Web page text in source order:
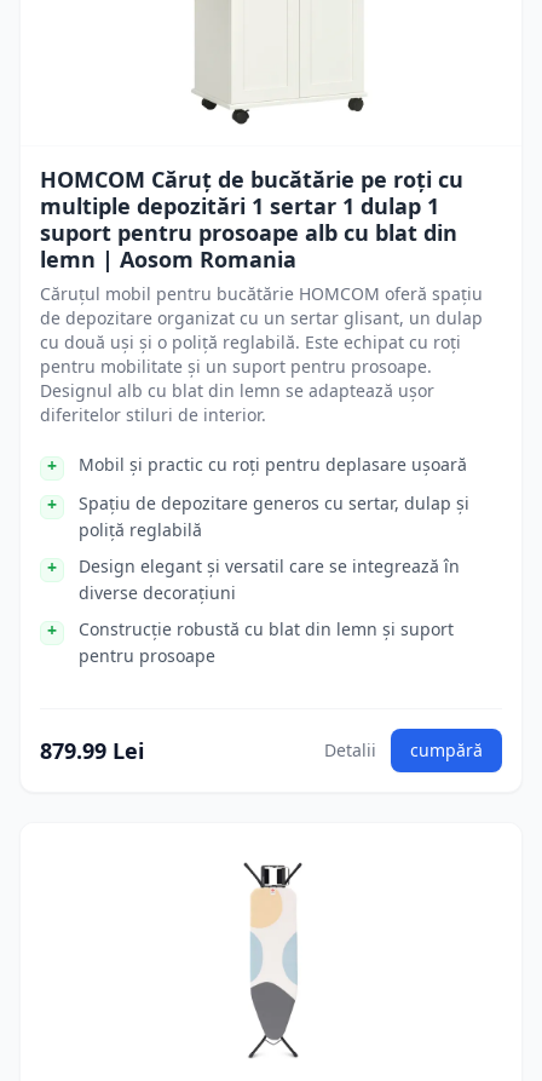
HOMCOM Căruț de bucătărie pe roți cu
multiple depozitări 1 sertar 1 dulap 1
suport pentru prosoape alb cu blat din
lemn | Aosom Romania
Căruțul mobil pentru bucătărie HOMCOM oferă spațiu
de depozitare organizat cu un sertar glisant, un dulap
cu două uși și o poliță reglabilă. Este echipat cu roți
pentru mobilitate și un suport pentru prosoape.
Designul alb cu blat din lemn se adaptează ușor
diferitelor stiluri de interior.
Mobil și practic cu roți pentru deplasare ușoară
Spațiu de depozitare generos cu sertar, dulap și
poliță reglabilă
Design elegant și versatil care se integrează în
diverse decorațiuni
Construcție robustă cu blat din lemn și suport
pentru prosoape
879.99 Lei Detalii cumpără